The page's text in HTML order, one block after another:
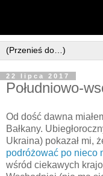
22 lipca 2017
Południowo-
Od dość dawna
Bałkany.
Ukraina) pokazał mi,
podróżować po nieco
wśród ciekawych